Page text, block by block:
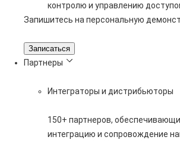
контролю и управлению
Запишитесь на персональную
Записаться
Партнеры
Интеграторы и дистрибьюторы
150+ партнеров,
интеграцию и сопровождение